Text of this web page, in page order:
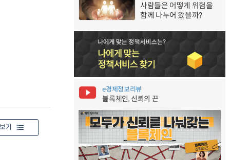
기
사람들은 어떻게 위험을
함께 나누어 왔을까?
e경제정보리뷰
블록체인, 신뢰의 끈